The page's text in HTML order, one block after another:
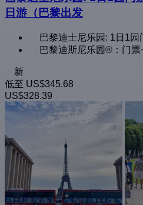
日游（巴黎出发
巴黎迪士尼乐园: 1日1园
巴黎迪斯尼乐园®：门
新
低至 US$345.68
US$328.39